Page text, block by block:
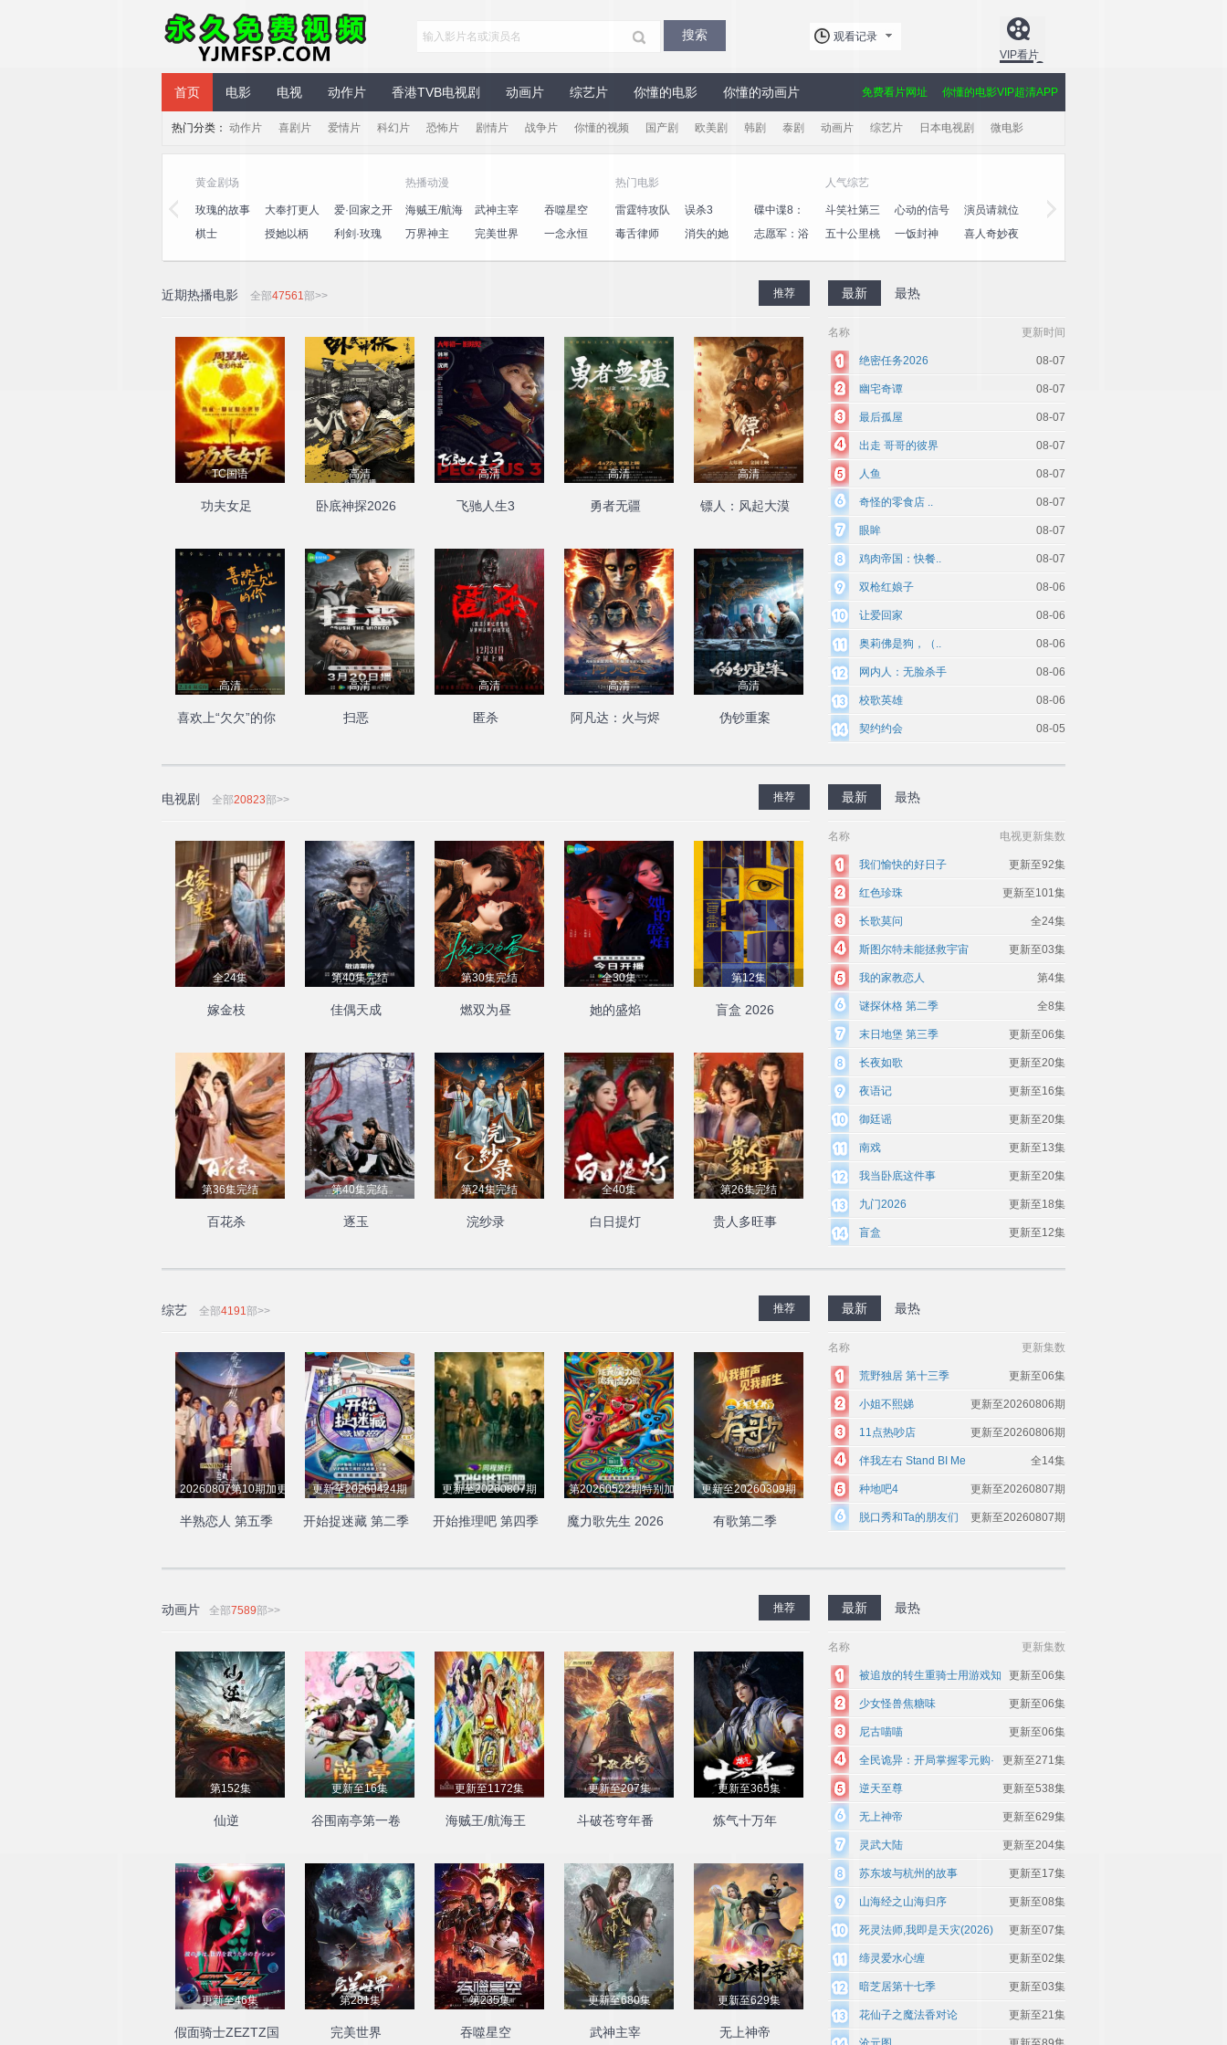
永久免费视频
观看记录
VIP看片
首页 电影 电视 动作片 香港TVB电视剧 动画片 综艺片 你懂的电影 你懂的动画片 你懂的电影VIP超清APP
免费看片网址
热门分类： 动作片 喜剧片 爱情片 科幻片 恐怖片 剧情片 战争片 你懂的视频 国产剧 欧美剧 韩剧 泰剧 动画片 综艺片 日本电视剧 微电影
黄金剧场
玫瑰的故事 大奉打更人
爱·回家之开
心速递
棋士 授她以柄 利剑·玫瑰
热播动漫
海贼王/航海
王
武神主宰
吞噬星空
万界神主
完美世界 一念永恒
热门电影
雷霆特攻队 误杀3
碟中谍8：
最终清算
毒舌律师 消失的她
志愿军：浴
人气综艺
斗笑社第三
季
心动的信号
第八季
演员请就位
第三季
五十公里桃
一饭封神
喜人奇妙夜
近期热播电影 全部47561部>> 推荐
TC国语
功夫女足
高清
卧底神探2026
高清
飞驰人生3
高清
勇者无疆
高清
镖人：风起大漠
高清
喜欢上“欠欠”的你
高清
扫恶
高清
匿杀
高清
阿凡达：火与烬
高清
伪钞重案
最新 最热
名称 更新时间
08-07
绝密任务2026
08-07
幽宅奇谭
08-07
最后孤屋
08-07
出走 哥哥的彼界
08-07
人鱼
08-07
奇怪的零食店 ..
08-07
眼眸
08-07
鸡肉帝国：快餐..
08-06
双枪红娘子
08-06
让爱回家
08-06
奥莉佛是狗，（..
08-06
网内人：无脸杀手
08-06
校歌英雄
08-05
契约约会
电视剧 全部20823部>> 推荐
全24集
嫁金枝
第40集完结
佳偶天成
第30集完结
燃双为昼
全30集
她的盛焰
第12集
盲盒 2026
第36集完结
百花杀
第40集完结
逐玉
第24集完结
浣纱录
全40集
白日提灯
第26集完结
贵人多旺事
最新 最热
名称 电视更新集数
更新至92集
我们愉快的好日子
更新至101集
红色珍珠
全24集
长歌莫问
更新至03集
斯图尔特未能拯救宇宙
第4集
我的家教恋人
全8集
谜探休格 第二季
更新至06集
末日地堡 第三季
更新至20集
长夜如歌
更新至16集
夜语记
更新至20集
御廷谣
更新至13集
南戏
更新至20集
我当卧底这件事
更新至18集
九门2026
更新至12集
盲盒
综艺 全部4191部>> 推荐
20260807第10期加更下
半熟恋人 第五季
更新至20260424期
开始捉迷藏 第二季
更新至20260807期
开始推理吧 第四季
第20260522期特别加更
魔力歌先生 2026
更新至20260309期
有歌第二季
最新 最热
名称 更新集数
更新至06集
荒野独居 第十三季
更新至20260806期
小姐不熙娣
更新至20260806期
11点热吵店
全14集
伴我左右 Stand BI Me
更新至20260807期
种地吧4
更新至20260807期
脱口秀和Ta的朋友们
动画片 全部7589部>> 推荐
第152集
仙逆
更新至16集
谷围南亭第一卷
更新至1172集
海贼王/航海王
更新至207集
斗破苍穹年番
更新至365集
炼气十万年
更新至46集
假面骑士ZEZTZ国
第281集
完美世界
第235集
吞噬星空
更新至680集
武神主宰
更新至629集
无上神帝
最新 最热
名称 更新集数
更新至06集
被追放的转生重骑士用游戏知
识开无双 更新至06集
少女怪兽焦糖味
更新至06集
尼古喵喵
更新至271集
全民诡异：开局掌握零元购·
动态漫画 更新至538集
逆天至尊
更新至629集
无上神帝
更新至204集
灵武大陆
更新至17集
苏东坡与杭州的故事
更新至08集
山海经之山海归序
更新至07集
死灵法师,我即是天灾(2026)
更新至02集
缔灵爱水心缠
更新至03集
暗芝居第十七季
更新至21集
花仙子之魔法香对论